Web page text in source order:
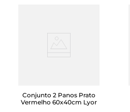
Conjunto 2 Panos Prato
Vermelho 60x40cm Lyor